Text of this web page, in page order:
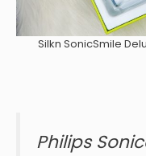
Silkn SonicSmile
Philips